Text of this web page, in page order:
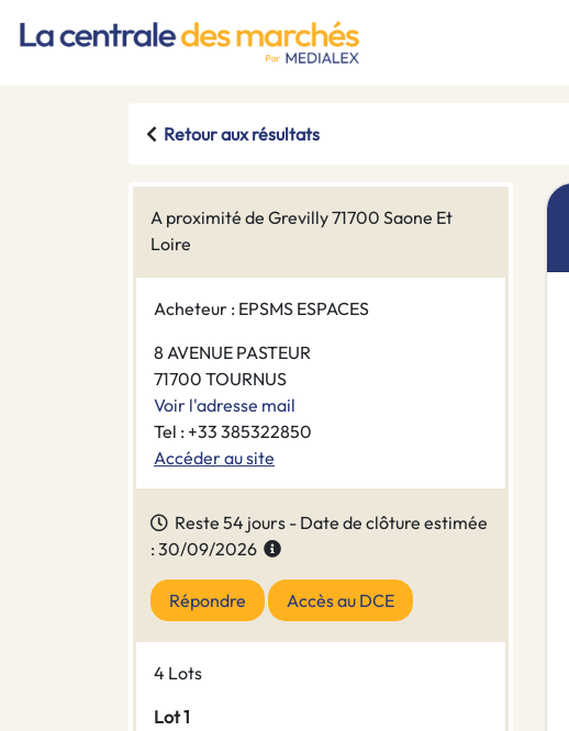
Retour aux résultats
A proximité de Grevilly 71700 Saone Et
Loire
Acheteur : EPSMS ESPACES
8 AVENUE PASTEUR
71700 TOURNUS
Voir l'adresse mail
Tel : +33 385322850
Accéder au site
Reste 54 jours - Date de clôture estimée
: 30/09/2026
Répondre Accès au DCE
4 Lots
Lot 1